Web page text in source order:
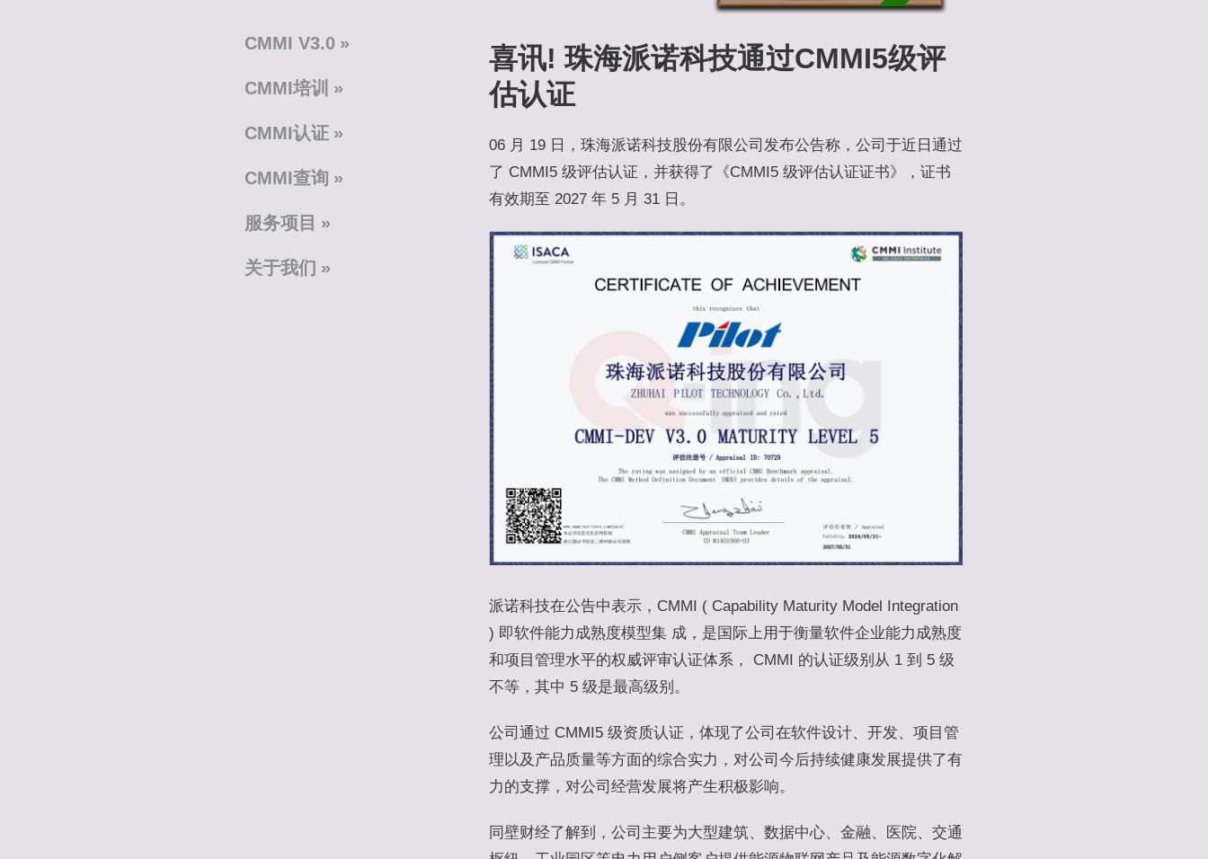
CMMI V3.0
CMMI培训
CMMI认证
CMMI查询
服务项目
关于我们
喜讯! 珠海派诺科技通过CMMI5级评
估认证
06 月 19 日，珠海派诺科技股份有限公司发布公告称，公司于近日通过
了 CMMI5 级评估认证，并获得了《CMMI5 级评估认证证书》，证书
有效期至 2027 年 5 月 31 日。
派诺科技在公告中表示，CMMI ( Capability Maturity Model Integration
) 即软件能力成熟度模型集 成，是国际上用于衡量软件企业能力成熟度
和项目管理水平的权威评审认证体系， CMMI 的认证级别从 1 到 5 级
不等，其中 5 级是最高级别。
公司通过 CMMI5 级资质认证，体现了公司在软件设计、开发、项目管
理以及产品质量等方面的综合实力，对公司今后持续健康发展提供了有
力的支撑，对公司经营发展将产生积极影响。
同壁财经了解到，公司主要为大型建筑、数据中心、金融、医院、交通